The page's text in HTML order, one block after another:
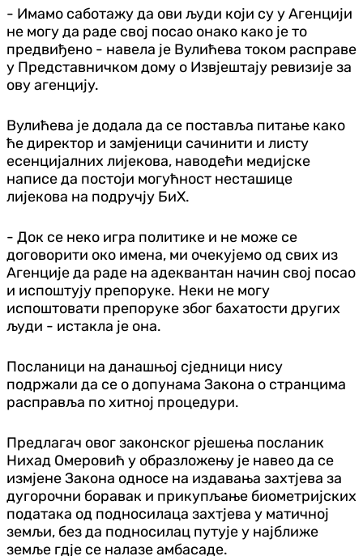
- Имамо саботажу да ови људи који су у Агенцији
не могу да раде свој посао онако како је то
предвиђено - навела је Вулићева током расправе
у Представничком дому о Извјештају ревизије за
ову агенцију.
Вулићева је додала да се поставља питање како
ће директор и замјеници сачинити и листу
есенцијалних лијекова, наводећи медијске
написе да постоји могућност несташице
лијекова на подручју БиХ.
- Док се неко игра политике и не може се
договорити око имена, ми очекујемо од свих из
Агенције да раде на адеквантан начин свој посао
и испоштују препоруке. Неки не могу
испоштовати препоруке због бахатости других
људи - истакла је она.
Посланици на данашњој сједници нису
подржали да се о допунама Закона о странцима
расправља по хитној процедури.
Предлагач овог законског рјешења посланик
Нихад Омеровић у образложењу је навео да се
измјене Закона односе на издавања захтјева за
дугорочни боравак и прикупљање биометријских
података од подносилаца захтјева у матичној
земљи, без да подносилац путује у најближе
земље гдје се налазе амбасаде.